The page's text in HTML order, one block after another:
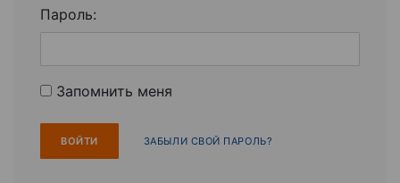
Пароль:
Запомнить меня
ЗАБЫЛИ СВОЙ ПАРОЛЬ?